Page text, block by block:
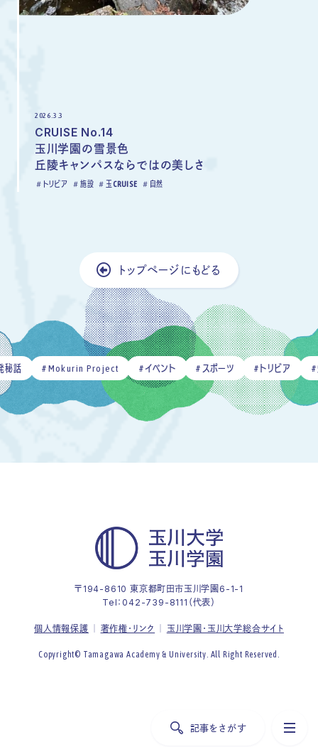
記事をさがす
2026.3.3
CRUISE No.14
玉川学園の雪景色
丘陵キャンパスならではの美しさ
トリビア 施設 玉CRUISE 自然
トップページにもどる
#Mokurin Project #イベント #スポーツ #トリビア #先生
〒194-8610 東京都町田市玉川学園6-1-1
Tel： 042-739-8111（代表）
個人情報保護 著作権・リンク 玉川学園・玉川大学総合サイト
Copyright© Tamagawa Academy & University. All Right Reserved.